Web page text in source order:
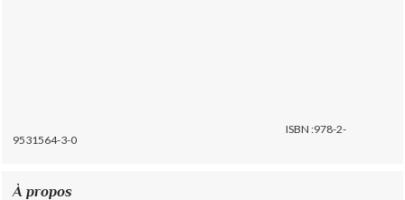
ISBN :978-2-
9531564-3-0
À propos